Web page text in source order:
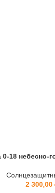
0-18 небесно-
2 300,00